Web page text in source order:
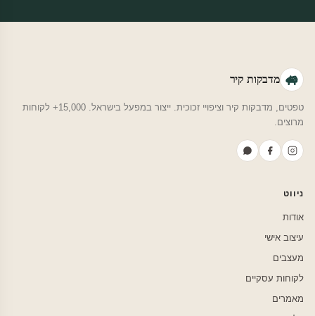
מדבקות קיר
טפטים, מדבקות קיר וציפויי זכוכית. ייצור במפעל בישראל. 15,000+ לקוחות
מרוצים.
ניווט
אודות
עיצוב אישי
מעצבים
לקוחות עסקיים
מאמרים